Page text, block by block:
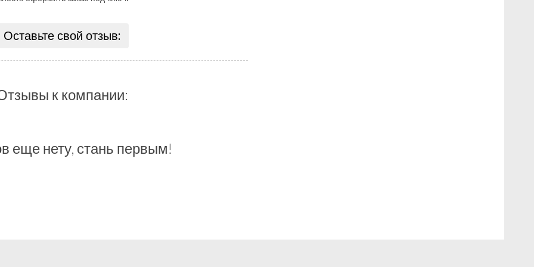
Оставьте свой отзыв:
к компании:
еще нету, стань первым!